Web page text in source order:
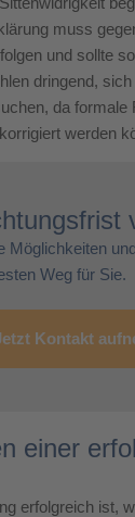
muss
und sollte
dringend,
da formale
werden
Möglichkeiten
Weg für Sie.
Kontakt
einer
erfolgreich ist,